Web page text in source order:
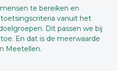
te bereiken en
vanuit het
Dit passen we bij
En dat is de meerwaarde
Meetellen.